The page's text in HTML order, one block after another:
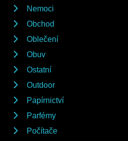
Nemoci
Obchod
Oblečení
Obuv
Ostatní
Outdoor
Papírnictví
Parfémy
Počítače